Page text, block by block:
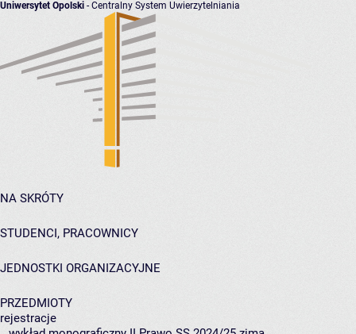
Uniwersytet Opolski - Centralny System Uwierzytelniania
NA SKRÓTY
STUDENCI, PRACOWNICY
JEDNOSTKI ORGANIZACYJNE
PRZEDMIOTY
rejestracje